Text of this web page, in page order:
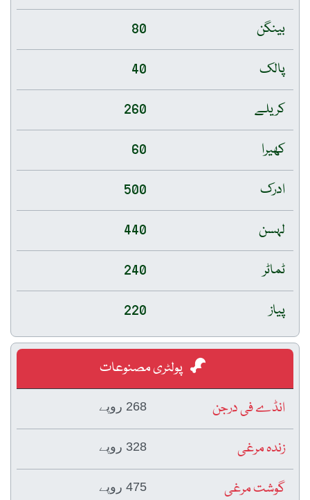
بینگن
80
پالک
40
کریلے
260
کھیرا
60
ادرک
500
لہسن
440
ٹماٹر
240
پیاز
220
پولٹری مصنوعات
انڈے فی درجن
268 روپے
زندہ مرغی 328 روپے
گوشت مرغی 475 روپے